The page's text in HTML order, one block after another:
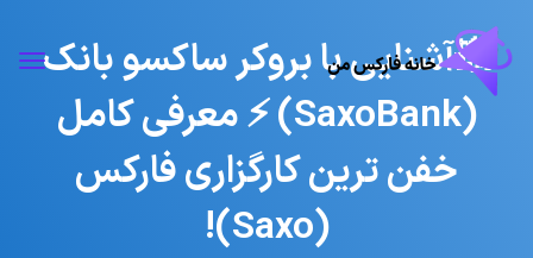
💥آشنایی با بروکر ساکسو بانک
(SaxoBank) ⚡️ معرفی کامل
خفن ترین کارگزاری فارکس
(Saxo)!